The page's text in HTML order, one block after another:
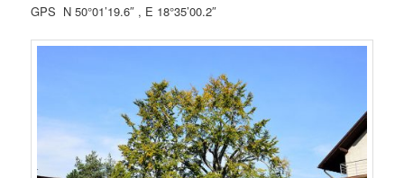
GPS N 50°01’19.6″ , E 18°35’00.2″